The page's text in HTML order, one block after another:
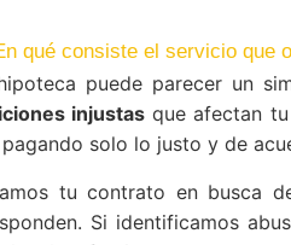
qué consiste el servicio que
puede parecer un
injustas que afectan
solo lo justo y de
tu contrato en busca
Si identificamos